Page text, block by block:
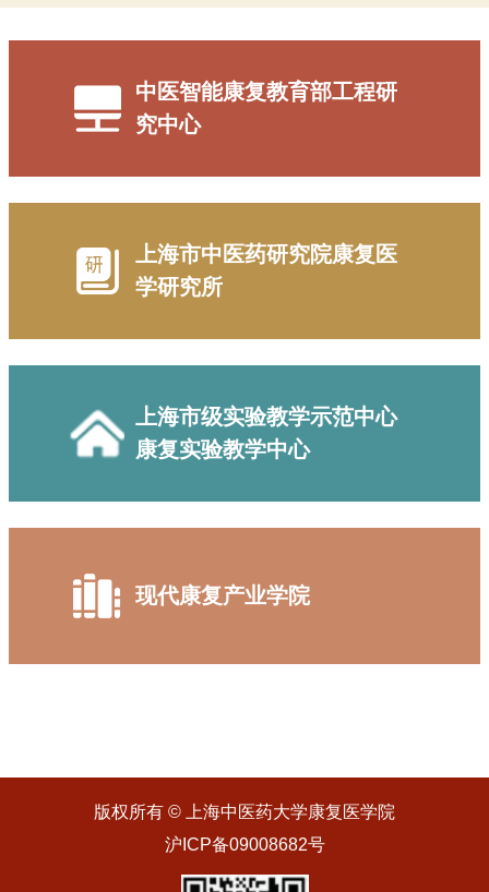
中医智能康复教育部工程研
究中心
上海市中医药研究院康复医
学研究所
上海市级实验教学示范中心
康复实验教学中心
现代康复产业学院
版权所有 © 上海中医药大学康复医学院
沪ICP备09008682号